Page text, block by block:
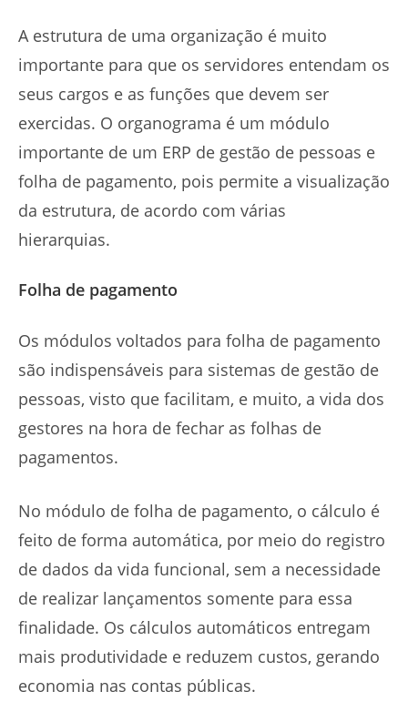
A estrutura de uma organização é muito
importante para que os servidores entendam os
seus cargos e as funções que devem ser
exercidas. O organograma é um módulo
importante de um ERP de gestão de pessoas e
folha de pagamento, pois permite a visualização
da estrutura, de acordo com várias
hierarquias.
Folha de pagamento
Os módulos voltados para folha de pagamento
são indispensáveis para sistemas de gestão de
pessoas, visto que facilitam, e muito, a vida dos
gestores na hora de fechar as folhas de
pagamentos.
No módulo de folha de pagamento, o cálculo é
feito de forma automática, por meio do registro
de dados da vida funcional, sem a necessidade
de realizar lançamentos somente para essa
finalidade. Os cálculos automáticos entregam
mais produtividade e reduzem custos, gerando
economia nas contas públicas.